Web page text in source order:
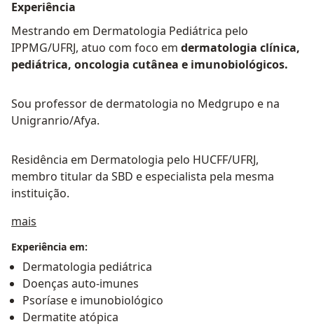
Experiência
Mestrando em Dermatologia Pediátrica pelo
IPPMG/UFRJ, atuo com foco em dermatologia clínica,
pediátrica, oncologia cutânea e imunobiológicos.
Sou professor de dermatologia no Medgrupo e na
Unigranrio/Afya.
Residência em Dermatologia pelo HUCFF/UFRJ,
membro titular da SBD e especialista pela mesma
instituição.
mais
Experiência em:
Dermatologia pediátrica
Doenças auto-imunes
Psoríase e imunobiológico
Dermatite atópica